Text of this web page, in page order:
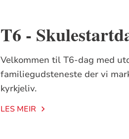
T6 -
Velkommen til T6-dag med
familiegudsteneste der vi
kyrkjeliv.
LES MEIR